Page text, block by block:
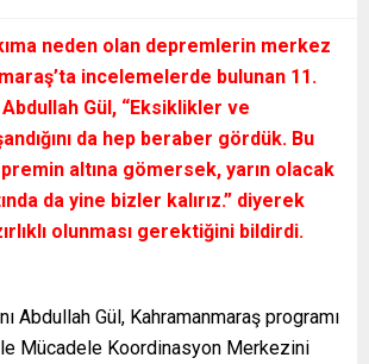
neden olan depremlerin merkez
incelemelerde bulunan 11.
Gül, “Eksiklikler ve
da hep beraber gördük. Bu
altına gömersek, yarın olacak
da yine bizler kalırız.” diyerek
olunması gerektiğini bildirdi.
Abdullah Gül, Kahramanmaraş programı
Mücadele Koordinasyon Merkezini